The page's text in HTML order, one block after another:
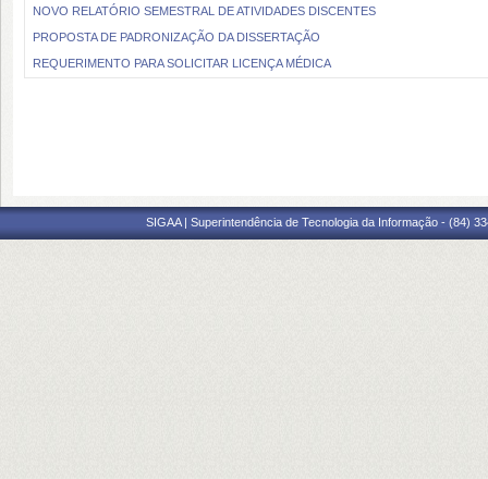
NOVO RELATÓRIO SEMESTRAL DE ATIVIDADES DISCENTES
PROPOSTA DE PADRONIZAÇÃO DA DISSERTAÇÃO
REQUERIMENTO PARA SOLICITAR LICENÇA MÉDICA
SIGAA | Superintendência de Tecnologia da Informação - (84)